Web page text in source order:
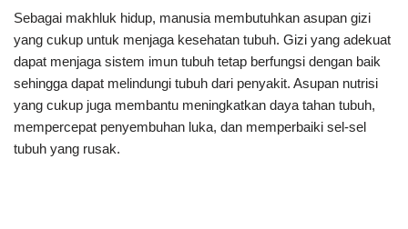
Sebagai makhluk hidup, manusia membutuhkan asupan gizi
yang cukup untuk menjaga kesehatan tubuh. Gizi yang adekuat
dapat menjaga sistem imun tubuh tetap berfungsi dengan baik
sehingga dapat melindungi tubuh dari penyakit. Asupan nutrisi
yang cukup juga membantu meningkatkan daya tahan tubuh,
mempercepat penyembuhan luka, dan memperbaiki sel-sel
tubuh yang rusak.